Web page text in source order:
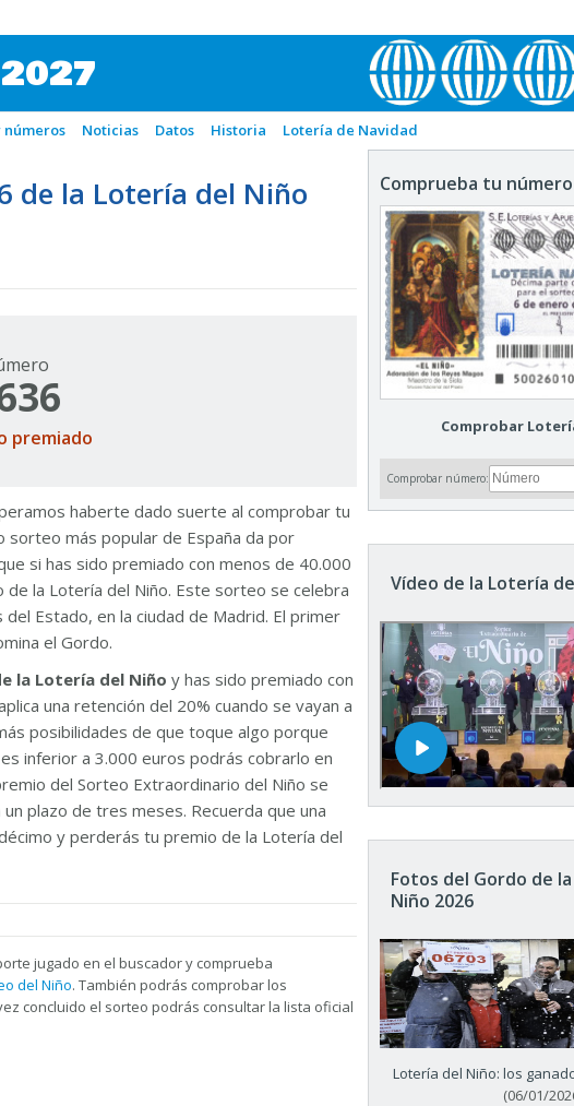
2027
números Noticias Datos Historia Lotería de Navidad
de la Lotería del Niño
premiado
haberte dado suerte al comprobar tu
sorteo más popular de España da por
si has sido premiado con menos de 40.000
la Lotería del Niño. Este sorteo se celebra
Estado, en la ciudad de Madrid. El primer
el Gordo.
la Lotería del Niño y has sido premiado con
una retención del 20% cuando se vayan a
posibilidades de que toque algo porque
inferior a 3.000 euros podrás cobrarlo en
del Sorteo Extraordinario del Niño se
plazo de tres meses. Recuerda que una
y perderás tu premio de la Lotería del
jugado en el buscador y comprueba
del Niño. También podrás comprobar los
concluido el sorteo podrás consultar la lista oficial
Comprueba tu número
Comprobar
Comprobar número:
Vídeo de la Lotería
Fotos del Gordo de
Niño 2026
Lotería del Niño: los
(06/01/